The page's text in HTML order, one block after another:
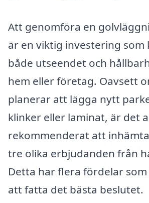
Att genomföra en
är en viktig investering som
både utseendet och
hem eller företag. Oavsett
planerar att lägga nytt
klinker eller laminat, är det
rekommenderat att
tre olika erbjudanden från
Detta har flera fördelar
att fatta det bästa beslutet.